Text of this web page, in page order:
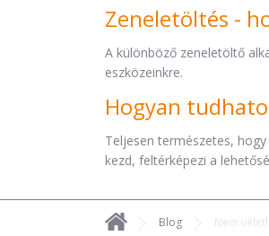
Zeneletöltés -
A különböző zeneletöltő
eszközeinkre.
Hogyan
Teljesen természetes,
kezd, feltérképezi a
Blog Nem